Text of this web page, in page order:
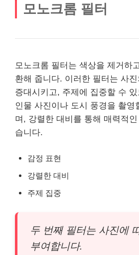
모노크롬 필터
모노크롬 필터는 색상을 제거하
환해 줍니다. 이러한 필터는 사
증대시키고, 주제에 집중할 수
인물 사진이나 도시 풍경을 촬영
며, 강렬한 대비를 통해 매력적
습니다.
감정 표현
강렬한 대비
주제 집중
두 번째 필터는 사진에
부여합니다.